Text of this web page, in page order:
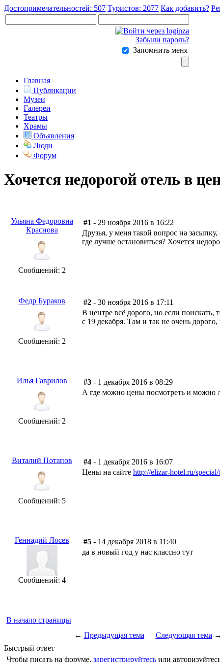
Достопримечательностей: 507 Туристов: 2077 Как добавить?
Забыли пароль?
Запомнить меня
Главная
Публикации
Музеи
Галереи
Театры
Храмы
Объявления
Люди
Форум
Хочется недорогой отель в
Ульяна Федоровна
Краснова
Сообщений: 2
#1 - 29 ноября 2016 в 16:22
Друзья, у меня такой вопрос на
где лучше остановиться? Хочется
Федр Бураков
Сообщений: 2
#2 - 30 ноября 2016 в 17:11
В центре всё дорого, но если
с 19 декабря. Там и так не очень
Илья Гаврилов
Сообщений: 2
#3 - 1 декабря 2016 в 08:29
А где можно цены посмотреть и можно
Виталий Потапов
Сообщений: 5
#4 - 1 декабря 2016 в 16:07
Цены на сайте http://elizar-hotel.ru/
Геннадий Лосев
Сообщений: 4
#5 - 14 декабря 2018 в 11:40
да в новый год у нас классно тут
В начало страницы
← Предыдущая тема | Следующая тема
Быстрый ответ
Чтобы писать на форуме, зарегистрируйтесь или